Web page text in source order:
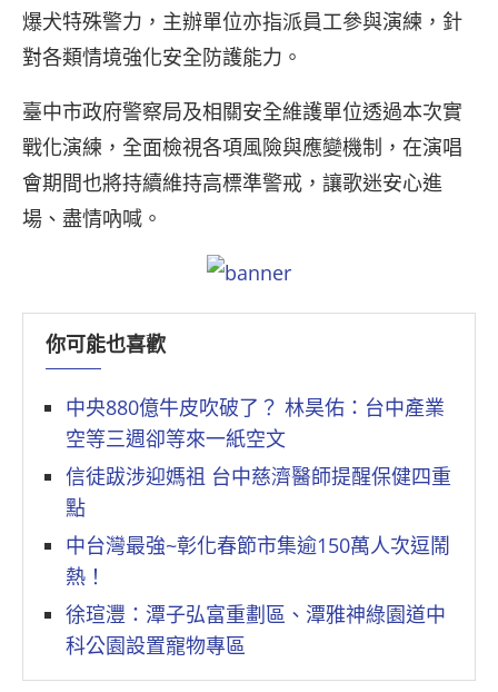
爆犬特殊警力，主辦單位亦指派員工參與演練，針
對各類情境強化安全防護能力。
臺中市政府警察局及相關安全維護單位透過本次實
戰化演練，全面檢視各項風險與應變機制，在演唱
會期間也將持續維持高標準警戒，讓歌迷安心進
場、盡情吶喊。
你可能也喜歡
中央880億牛皮吹破了？ 林昊佑：台中產業
空等三週卻等來一紙空文
信徒跋涉迎媽祖 台中慈濟醫師提醒保健四重
點
中台灣最強~彰化春節市集逾150萬人次逗鬧
熱！
徐瑄灃：潭子弘富重劃區、潭雅神綠園道中
科公園設置寵物專區